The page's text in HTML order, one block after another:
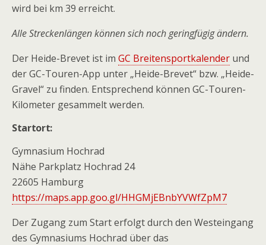
wird bei km 39 erreicht.
Alle Streckenlängen können sich noch geringfügig ändern.
Der Heide-Brevet ist im GC Breitensportkalender und
der GC-Touren-App unter „Heide-Brevet“ bzw. „Heide-
Gravel“ zu finden. Entsprechend können GC-Touren-
Kilometer gesammelt werden.
Startort:
Gymnasium Hochrad
Nähe Parkplatz Hochrad 24
22605 Hamburg
https://maps.app.goo.gl/HHGMjEBnbYVWfZpM7
Der Zugang zum Start erfolgt durch den Westeingang
des Gymnasiums Hochrad über das